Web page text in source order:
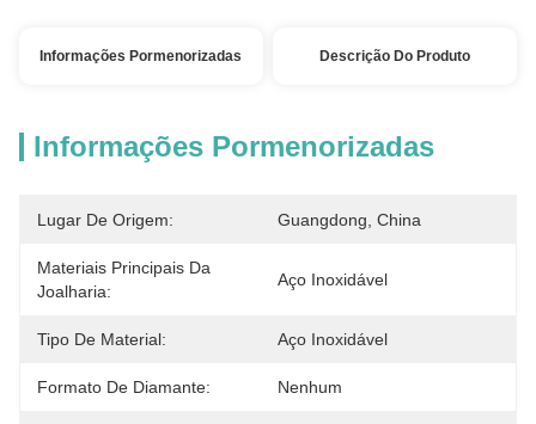
Informações Pormenorizadas Descrição Do Produto
Informações Pormenorizadas
Lugar De Origem: Guangdong, China
Materiais Principais Da
Joalharia:
Aço Inoxidável
Tipo De Material: Aço Inoxidável
Formato De Diamante: Nenhum